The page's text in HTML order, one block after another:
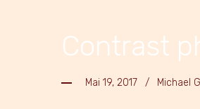
Contrast
Mai 19, 2017 Michael